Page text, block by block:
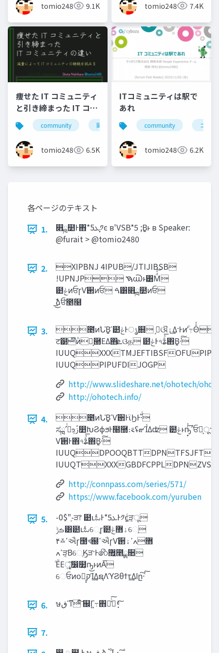
tomio2480 9.1K tomio2480 7.4K
痩せた IT コミュニティ
と引き締まった IT コミ
ュニティの違い
community 岡山 北海道 旭川
tomio2480 6.5K
ITコミュニティは駅で
あれ
community コミ
tomio2480 6.2K
各ページのテキスト
1.
෋ྑ໺Ͱ΋*5‫͓ܥ‬༡ͼ ʙ'VSB*5 ;Β͍ͱ ʙ Speaker:
@furait > @tomio2480
2.
XIPBNJ 4IPUB/JTIJIBSB
!UPNJP ࠇ൘ͱ͸Μͩͯ͝
๺‫ݟ‬ͷਓɼѴ઒ͷਓ ࠓ͸෋ྑ໺ͷਓ
ࣾ͟͜ձਓ̍೥໨
3.
೥ͷՆ͘Β͍ʹ๺‫ൃͰݟ‬଍ ࢲ͕ଔ‫͢ۀ‬Δ·Ͱͷؒʹ߹Θͤͯճۙ͘։࠵
ट๳໊ͷ͏ͪ໊͕཭ΕΔ΋‫ܧ‬ଓத ๺‫Ͱݟ‬৭ʑͤͯ͞΋Β͍·ͨ͠
IUUQPIPUFDIJOGP
http://www.slideshare.net/ohotech/
http://ohotech.info/
4.
೥ͷՆ͘Β͍ʹѴ઒ͰϊϦͰ࢝·ͬͨ
ಸྑʹߦͬͨஉ͕ࢲ෺ԽϨϕϧͰ໠྽։࠵ʢ๙ΊͯΔʣ ๺‫ͱݟ‬ҧ͙ͬͯ͢ʹਓྨ͕ू·Δ
Ѵ઒Ͱ΋৭ʑͤͯ͞΋Β͍·ͨ͠
http://connpass.com/series/571/
https://www.facebook.com/yuruben
5.
-0$"-ֶੜ෦ ๺ւಓͰ*5‫Ͱܥ‬༡ͼֶ͍ͨੜ͕ू͏
‫ࡏݱ‬͸๺ւಓେֶɼ๺‫ۀ޻ݟ‬େֶ
۴࿏ߴઐɼ಩খ຀ߴઐɼѴ઒޻‫ߍߴۀ‬
ߴߍੜ͔ΒେֶӃੜ·Ͱ෯޿͍೥ྸ૚
ͦΕͧΕৄ͍͠෼໺͕ҧ͏͜ͱͷΑ͞
େਓͷօ༷͕͓‫ק‬Ί͢ΔຊΛϓϨθϯτ͢Δ‫ا‬ը͠·ͨ͠
6. ษ‫ͨͬ͠ͳʹڧ‬ ஌Γ߹͍΋૿͑ͨ͠ ָ͔ͬͨ͠͠
7.